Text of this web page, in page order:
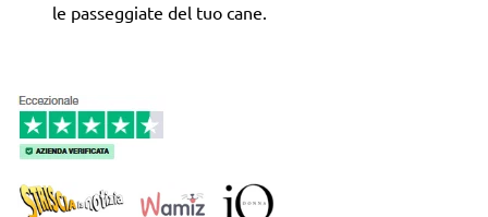
le passeggiate del tuo cane.